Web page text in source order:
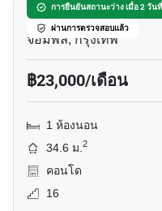
การยืนยันสถานะว่าง เมื่อ 2 วัน
ผ่านการตรวจสอบแล้ว
เดอะ ไลน์ จตุจักร
จอมพล, กรุงเทพ
฿23,000/เดือน
1 ห้องนอน
34.6 ม.2
คอนโด
16